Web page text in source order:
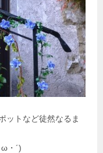
ットなど徒然なるま
・´)